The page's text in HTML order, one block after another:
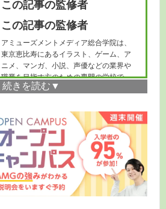
この記事の監修者
この記事の監修者
アミューズメントメディア総合学院は、
東京恵比寿にあるイラスト、ゲーム、ア
ニメ、マンガ、小説、声優などの業界や
職業を目指す方のための専門の学校で
す。CG学科を知りたい方は